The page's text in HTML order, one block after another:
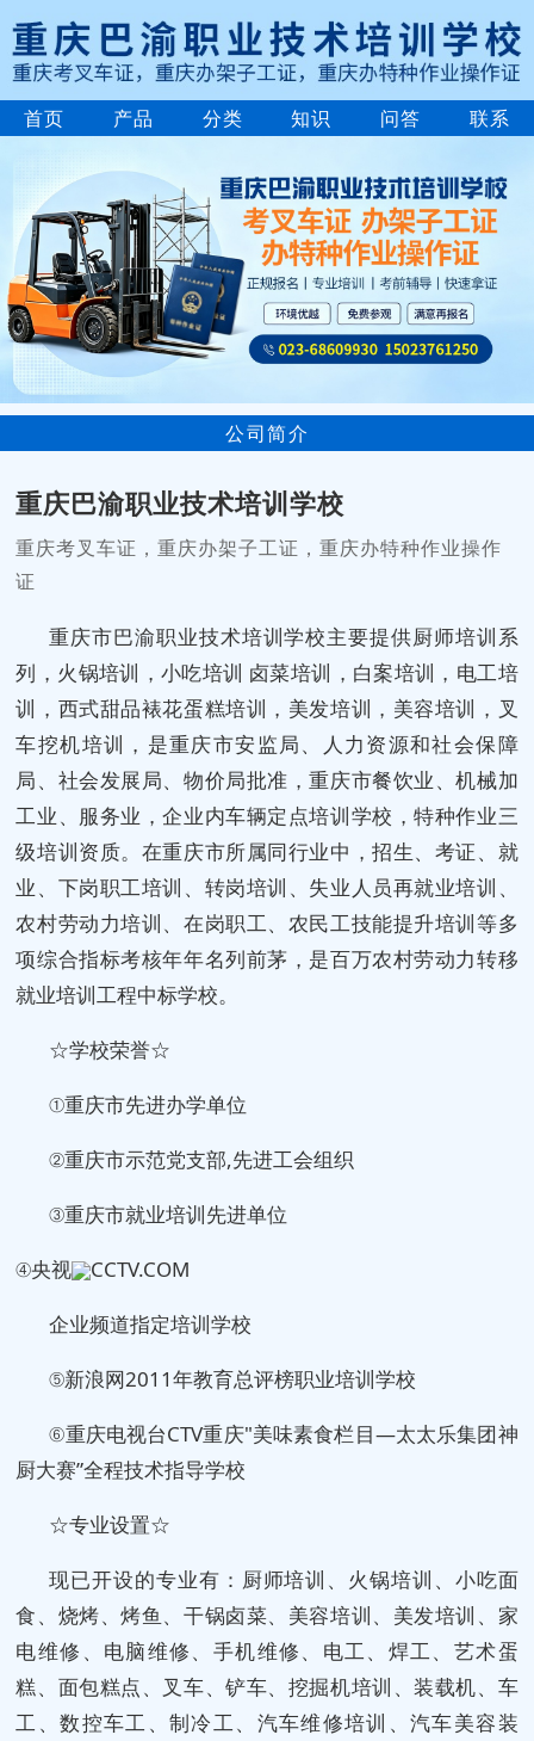
首页 产品 分类 知识 问答 联系
公司简介
重庆巴渝职业技术培训学校
重庆考叉车证，重庆办架子工证，重庆办特种作业操作
证
重庆市巴渝职业技术培训学校主要提供厨师培训系
列，火锅培训，小吃培训 卤菜培训，白案培训，电工培
训，西式甜品裱花蛋糕培训，美发培训，美容培训，叉
车挖机培训，是重庆市安监局、人力资源和社会保障
局、社会发展局、物价局批准，重庆市餐饮业、机械加
工业、服务业，企业内车辆定点培训学校，特种作业三
级培训资质。在重庆市所属同行业中，招生、考证、就
业、下岗职工培训、转岗培训、失业人员再就业培训、
农村劳动力培训、在岗职工、农民工技能提升培训等多
项综合指标考核年年名列前茅，是百万农村劳动力转移
就业培训工程中标学校。
☆学校荣誉☆
①重庆市先进办学单位
②重庆市示范党支部,先进工会组织
③重庆市就业培训先进单位
④央视
CCTV.COM
企业频道指定培训学校
⑤新浪网2011年教育总评榜职业培训学校
⑥重庆电视台CTV重庆"美味素食栏目—太太乐集团神
厨大赛”全程技术指导学校
☆专业设置☆
现已开设的专业有：厨师培训、火锅培训、小吃面
食、烧烤、烤鱼、干锅卤菜、美容培训、美发培训、家
电维修、电脑维修、手机维修、电工、焊工、艺术蛋
糕、面包糕点、叉车、铲车、挖掘机培训、装载机、车
工、数控车工、制冷工、汽车维修培训、汽车美容装